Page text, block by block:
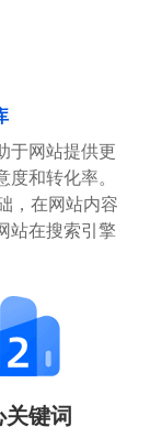
于网站提供更
和转化率。
，在网站内容
站在搜索引擎
键词